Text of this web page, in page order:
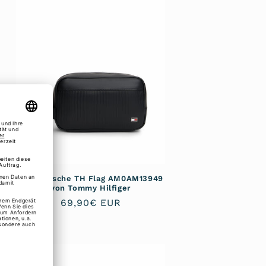
Kulturtasche TH Flag AM0AM13949
von Tommy Hilfiger
Normaler
69,90€ EUR